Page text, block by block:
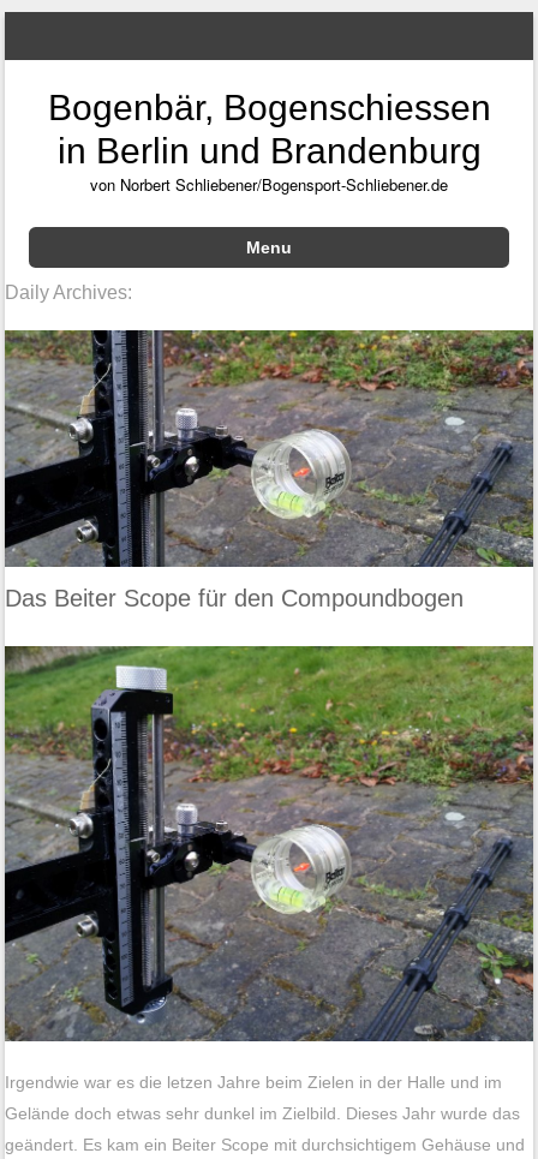
Bogenbär, Bogenschiessen
in Berlin und Brandenburg
von Norbert Schliebener/Bogensport-Schliebener.de
Menu
Skip to content
Daily Archives:
Das Beiter Scope für den Compoundbogen
Irgendwie war es die letzen Jahre beim Zielen in der Halle und im
Gelände doch etwas sehr dunkel im Zielbild. Dieses Jahr wurde das
geändert. Es kam ein Beiter Scope mit durchsichtigem Gehäuse und